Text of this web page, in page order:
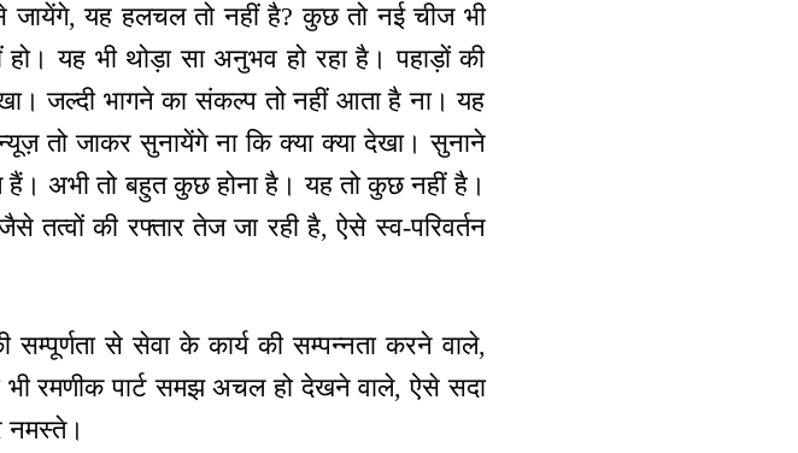
जायेंगे, यह हलचल तो नहीं है? कुछ तो नई चीज भी
यह भी थोड़ा सा अनुभव हो रहा है। पहाड़ों की
जल्दी भागने का संकल्प तो नहीं आता है ना। यह
तो जाकर सुनायेंगे ना कि क्या क्या देखा। सुनाने
अभी तो बहुत कुछ होना है। यह तो कुछ नहीं है।
तत्वों की रफ्तार तेज जा रही है, ऐसे स्व-परिवर्तन
से सेवा के कार्य की सम्पन्नता करने वाले,
भी रमणीक पार्ट समझ अचल हो देखने वाले, ऐसे सदा
नमस्ते।